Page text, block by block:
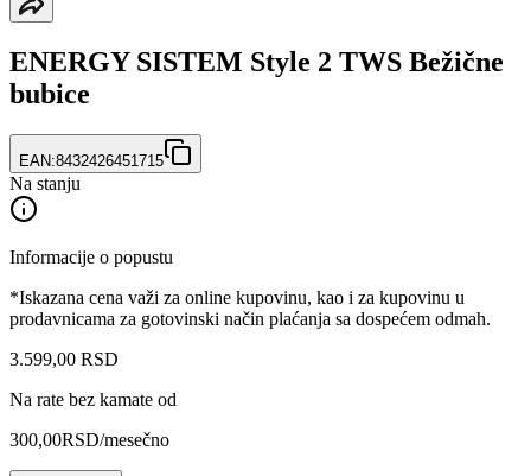
ENERGY SISTEM Style 2 TWS Bežične
bubice
EAN:8432426451715
Na stanju
Informacije o popustu
*Iskazana cena važi za online kupovinu, kao i za kupovinu u
prodavnicama za gotovinski način plaćanja sa dospećem odmah.
3.599,00 RSD
Na rate bez kamate od
300,00RSD/mesečno